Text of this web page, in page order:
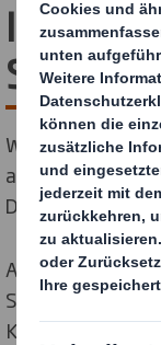
Smith
Wir können
auf den
DS Smith
Als unser
Sie bis auf